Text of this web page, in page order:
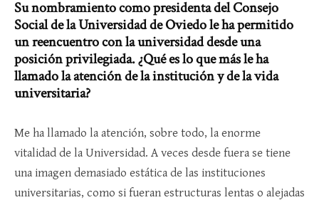
Su nombramiento como presidenta del Consejo
Social de la Universidad de Oviedo le ha permitido
un reencuentro con la universidad desde una
posición privilegiada. ¿Qué es lo que más le ha
llamado la atención de la institución y de la vida
universitaria?
Me ha llamado la atención, sobre todo, la enorme
vitalidad de la Universidad. A veces desde fuera se tiene
una imagen demasiado estática de las instituciones
universitarias, como si fueran estructuras lentas o alejadas